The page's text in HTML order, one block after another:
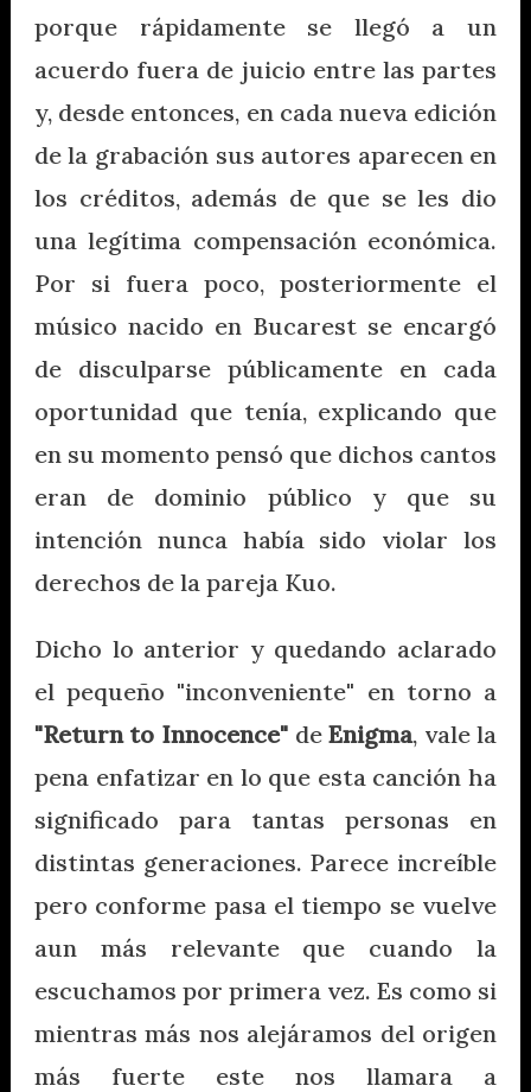
porque rápidamente se llegó a un
acuerdo fuera de juicio entre las partes
y, desde entonces, en cada nueva edición
de la grabación sus autores aparecen en
los créditos, además de que se les dio
una legítima compensación económica.
Por si fuera poco, posteriormente el
músico nacido en Bucarest se encargó
de disculparse públicamente en cada
oportunidad que tenía, explicando que
en su momento pensó que dichos cantos
eran de dominio público y que su
intención nunca había sido violar los
derechos de la pareja Kuo.
Dicho lo anterior y quedando aclarado
el pequeño "inconveniente" en torno a
"Return to Innocence"deEnigma, vale la
pena enfatizar en lo que esta canción ha
significado para tantas personas en
distintas generaciones. Parece increíble
pero conforme pasa el tiempo se vuelve
aun más relevante que cuando la
escuchamos por primera vez. Es como si
mientras más nos alejáramos del origen
más fuerte este nos llamara a